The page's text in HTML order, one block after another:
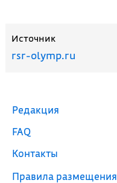
Источник
rsr-olymp.ru
Редакция
FAQ
Контакты
Правила размещения